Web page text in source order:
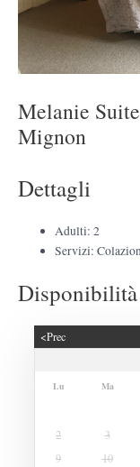
Melanie
Mignon
Dettagli
Adulti: 2
Servizi:
Disponibilità
<Prec
Lu Ma
2
3
9
10